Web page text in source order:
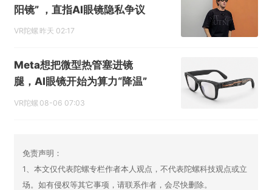
阳镜” ，直指AI眼镜隐私争议
VR陀螺 昨天 02:17
Meta想把微型热管塞进镜
腿，AI眼镜开始为算力“降温”
VR陀螺 08-06 07:03
免责声明：
1、本文仅代表陀螺专栏作者本人观点，不代表陀螺科技观点或立
场。如有侵权等其它事项，请联系作者，会尽快删除。